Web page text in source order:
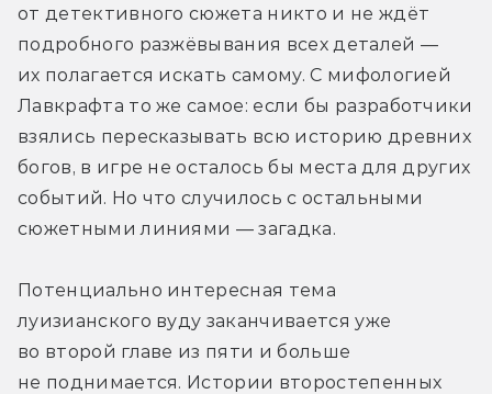
от детективного сюжета никто и не ждёт
подробного разжёвывания всех деталей —
их полагается искать самому. С мифологией
Лавкрафта то же самое: если бы разработчики
взялись пересказывать всю историю древних
богов, в игре не осталось бы места для других
событий. Но что случилось с остальными
сюжетными линиями — загадка.
Потенциально интересная тема
луизианского вуду заканчивается уже
во второй главе из пяти и больше
не поднимается. Истории второстепенных